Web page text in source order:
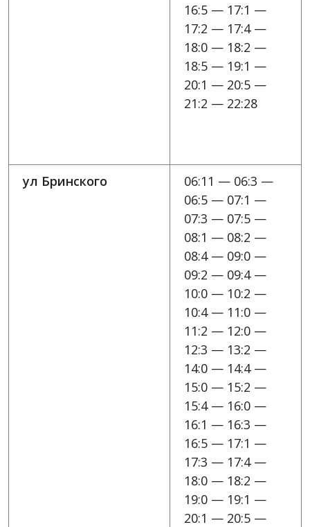
16:5 — 17:1 —
17:2 — 17:4 —
18:0 — 18:2 —
18:5 — 19:1 —
20:1 — 20:5 —
21:2 — 22:28
ул Бринского
06:11 — 06:3 —
06:5 — 07:1 —
07:3 — 07:5 —
08:1 — 08:2 —
08:4 — 09:0 —
09:2 — 09:4 —
10:0 — 10:2 —
10:4 — 11:0 —
11:2 — 12:0 —
12:3 — 13:2 —
14:0 — 14:4 —
15:0 — 15:2 —
15:4 — 16:0 —
16:1 — 16:3 —
16:5 — 17:1 —
17:3 — 17:4 —
18:0 — 18:2 —
19:0 — 19:1 —
20:1 — 20:5 —